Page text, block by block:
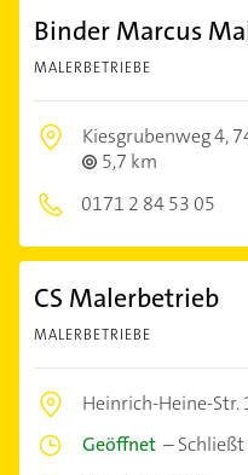
Binder Marcus
MALERBETRIEBE
Kiesgrubenweg 4,
5,7 km
0171 2 84 53 05
CS Malerbetrieb
MALERBETRIEBE
Heinrich-Heine-Str.
Geöffnet –